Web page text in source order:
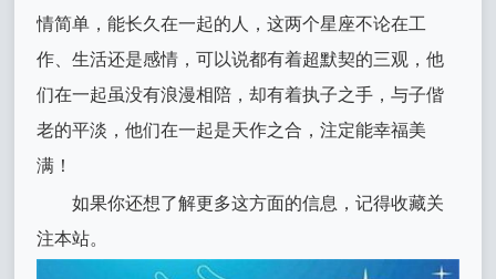
情简单，能长久在一起的人，这两个星座不论在工
作、生活还是感情，可以说都有着超默契的三观，他
们在一起虽没有浪漫相陪，却有着执子之手，与子偕
老的平淡，他们在一起是天作之合，注定能幸福美
满！
如果你还想了解更多这方面的信息，记得收藏关
注本站。